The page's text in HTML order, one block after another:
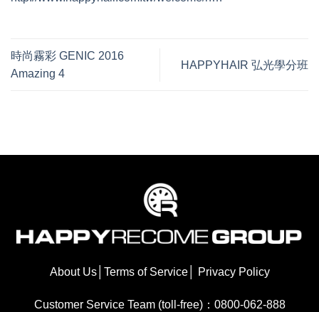
時尚霧彩 GENIC 2016
Amazing 4
HAPPYHAIR 弘光學分班
About Us│ Terms of Service│ Privacy Policy
Customer Service Team (toll-free)：0800-062-888